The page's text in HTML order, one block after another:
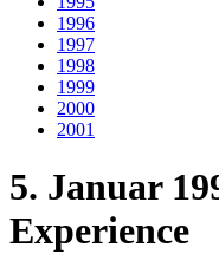
1996
1997
1998
1999
2000
2001
5. Januar
Experience